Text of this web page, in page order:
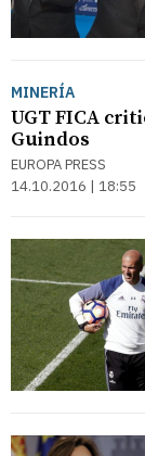
MINERÍA
UGT FICA
Guindos
EUROPA PRESS
14.10.2016 | 18:55